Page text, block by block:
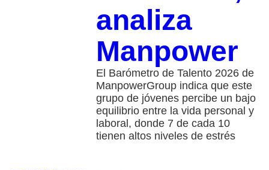
analiza
Manpower
El Barómetro de Talento 2026 de
ManpowerGroup indica que este
grupo de jóvenes percibe un bajo
equilibrio entre la vida personal y
laboral, donde 7 de cada 10
tienen altos niveles de estrés